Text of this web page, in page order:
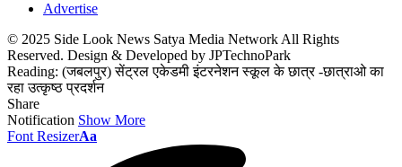
Advertise
© 2025 Side Look News Satya Media Network All Rights
Reserved. Design & Developed by JPTechnoPark
Reading: (जबलपुर) सेंट्रल एकेडमी इंटरनेशन स्कूल के छात्र -छात्राओ का
रहा उत्कृष्ठ प्रदर्शन
Share
Notification Show More
Font ResizerAa